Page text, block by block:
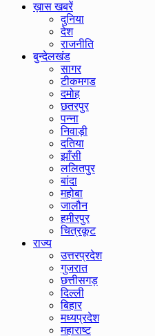
ख़ास खबरें
दुनिया
देश
राजनीति
बुन्देलखंड
सागर
टीकमगड
दमोह
छतरपुर
पन्ना
निवाड़ी
दतिया
झाँसी
ललितपुर
बांदा
महोबा
जालौन
हमीरपुर
चित्रकूट
राज्य
उत्तरप्रदेश
गुजरात
छत्तीसगड़
दिल्ली
बिहार
मध्यप्रदेश
महाराष्ट